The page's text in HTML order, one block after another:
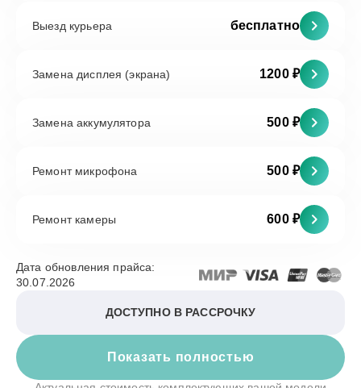
Выезд курьера бесплатно
Замена дисплея (экрана) 1200 ₽
Замена аккумулятора 500 ₽
Ремонт микрофона 500 ₽
Ремонт камеры 600 ₽
Показать полностью
Дата обновления прайса:
30.07.2026
ДОСТУПНО В РАССРОЧКУ